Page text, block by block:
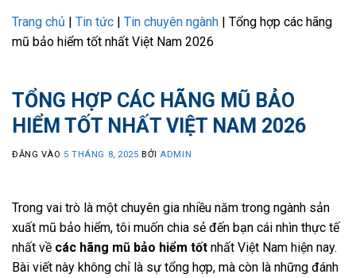
Trang chủ | Tin tức | Tin chuyên ngành | Tổng hợp các hãng
mũ bảo hiểm tốt nhất Việt Nam 2026
TỔNG HỢP CÁC HÃNG MŨ BẢO
HIỂM TỐT NHẤT VIỆT NAM 2026
ĐĂNG VÀO 5 THÁNG 8, 2025 BỞI ADMIN
Trong vai trò là một chuyên gia nhiều năm trong ngành sản
xuất mũ bảo hiểm, tôi muốn chia sẻ đến bạn cái nhìn thực tế
nhất về các hãng mũ bảo hiểm tốt nhất Việt Nam hiện nay.
Bài viết này không chỉ là sự tổng hợp, mà còn là những đánh